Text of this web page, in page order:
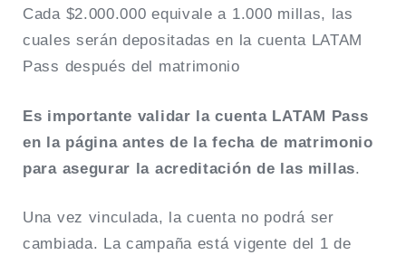
Cada $2.000.000 equivale a 1.000 millas, las
cuales serán depositadas en la cuenta LATAM
Pass después del matrimonio
Es importante validar la cuenta LATAM Pass
en la página antes de la fecha de matrimonio
para asegurar la acreditación de las millas.
Una vez vinculada, la cuenta no podrá ser
cambiada. La campaña está vigente del 1 de